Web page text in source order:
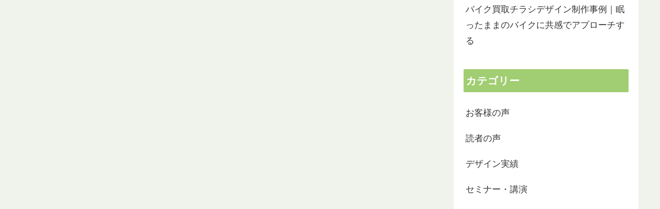
バイク買取チラシデザイン制作事例｜眠
ったままのバイクに共感でアプローチす
る
カテゴリー
お客様の声
読者の声
デザイン実績
セミナー・講演